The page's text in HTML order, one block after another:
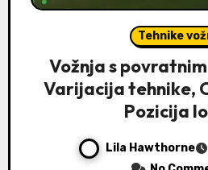
Tehnike
Vožnja s
Varijacija tehnike,
Pozicija
Lila Hawthorne